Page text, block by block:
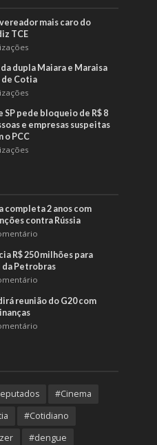
mais caro do
TCE
dupla Maiara e Maraisa
de Cotia
SP pede bloqueio de R$ 8
e empresas suspeitas
o PCC
completa 2 anos com
contra Rússia
R$ 250 milhões para
Petrobras
reunião do G20 com
#Cinema
#Cotidiano
#dengue